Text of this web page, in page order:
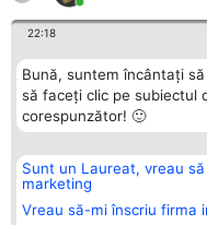
22:18
Bună, suntem încântați
să faceți clic pe subiectul
corespunzător! 🙂
Sunt un Laureat, vreau
marketing
Vreau să-mi înscriu firma
Organizator Ranking
BRIGHT SOLUTIONS BR SRL
Aleea Timisul De Sus 2 Bl. A30
Sc. A Et. 4 Ap. 13 Cod 061952